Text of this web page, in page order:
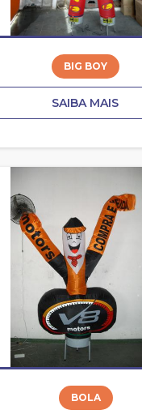
BIG BOY
SAIBA MAIS
BOLA